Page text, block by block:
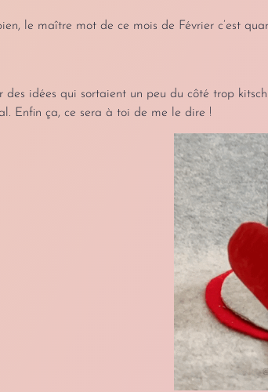
le maître mot de ce mois de Février c’est
des idées qui sortaient un peu du côté trop
Enfin ça, ce sera à toi de me le dire !